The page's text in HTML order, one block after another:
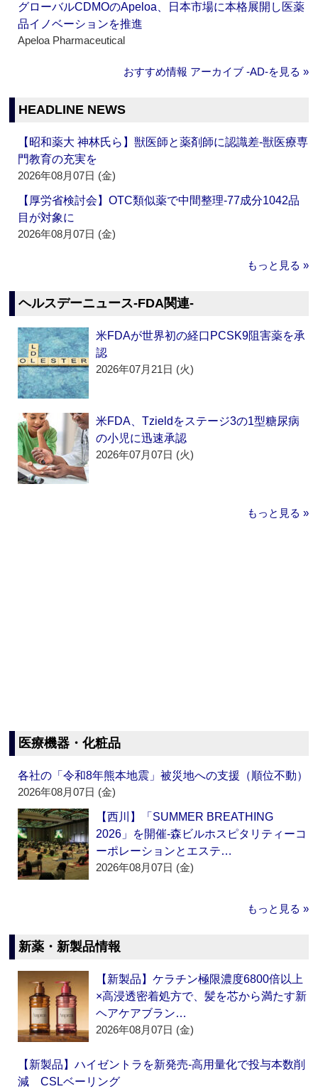
グローバルCDMOのApeloa、日本市場に本格展開し医薬
品イノベーションを推進
Apeloa Pharmaceutical
おすすめ情報 アーカイブ ‐AD‐を見る »
HEADLINE NEWS
【昭和薬大 神林氏ら】獣医師と薬剤師に認識差‐獣医療専
門教育の充実を
2026年08月07日 (金)
【厚労省検討会】OTC類似薬で中間整理‐77成分1042品
目が対象に
2026年08月07日 (金)
もっと見る »
ヘルスデーニュース‐FDA関連‐
米FDAが世界初の経口PCSK9阻害薬を承
認
2026年07月21日 (火)
米FDA、Tzieldをステージ3の1型糖尿病
の小児に迅速承認
2026年07月07日 (火)
もっと見る »
医療機器・化粧品
各社の「令和8年熊本地震」被災地への支援（順位不動）
2026年08月07日 (金)
【西川】「SUMMER BREATHING
2026」を開催‐森ビルホスピタリティーコ
ーポレーションとエステ…
2026年08月07日 (金)
もっと見る »
新薬・新製品情報
【新製品】ケラチン極限濃度6800倍以上
×高浸透密着処方で、髪を芯から満たす新
ヘアケアブラン…
2026年08月07日 (金)
【新製品】ハイゼントラを新発売‐高用量化で投与本数削
減 CSLベーリング